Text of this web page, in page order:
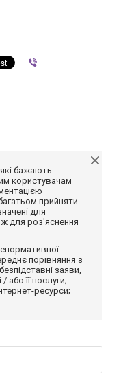
бажають
користувачам
прийняти
для
для роз'яснення
порівняння з
заяви,
або її послуги;
ресурси;